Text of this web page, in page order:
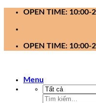
OPEN TIME: 10:00-
OPEN TIME: 10:00-
Menu
Tìm